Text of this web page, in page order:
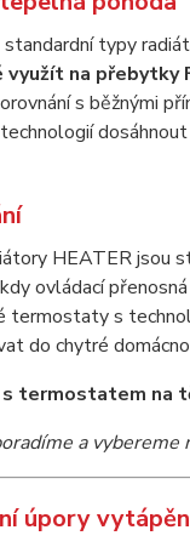
typy
využít na přebytky
s běžnými
HEATER jsou
ovládací
s
do chytré
s termostatem na
a vybereme
úpory